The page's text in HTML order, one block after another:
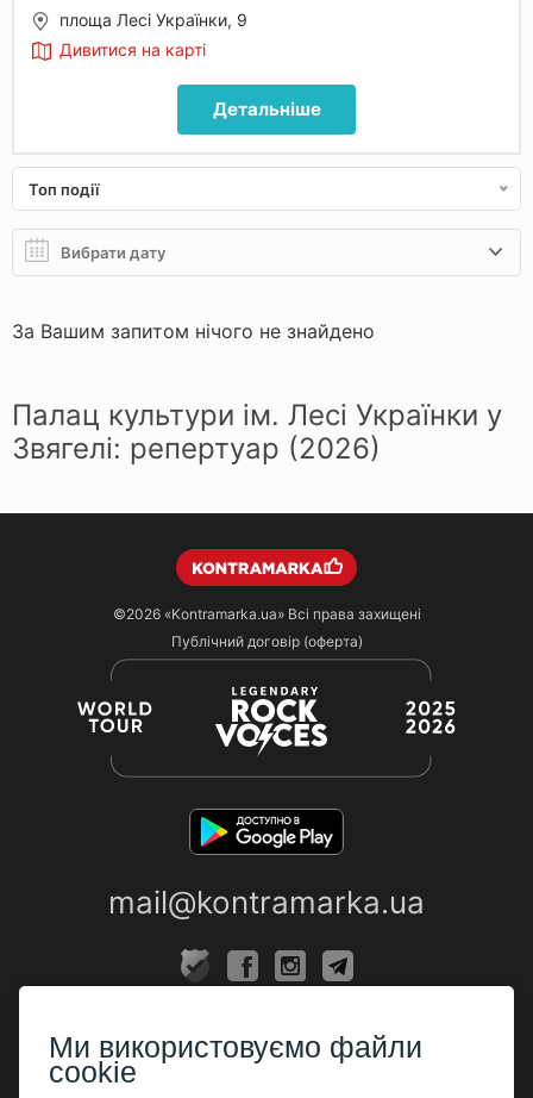
площа Лесі Українки, 9
Дивитися на карті
Детальніше
Топ події
За Вашим запитом нічого не знайдено
Палац культури ім. Лесі Українки у
Звягелі: репертуар (2026)
©2026 «Kontramarka.ua»Всі права захищені
Публічний договір (оферта)
mail@kontramarka.ua
Каси
Ми використовуємо файли
cookie